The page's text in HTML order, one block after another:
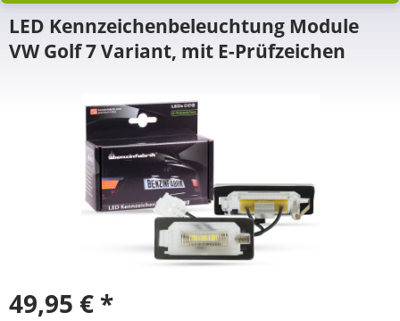
LED Kennzeichenbeleuchtung Module
VW Golf 7 Variant, mit E-Prüfzeichen
49,95 € *